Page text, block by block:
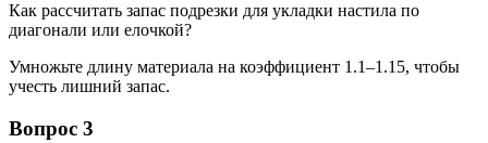
Как рассчитать запас подрезки для укладки настила по
диагонали или елочкой?
Умножьте длину материала на коэффициент 1.1–1.15, чтобы
учесть лишний запас.
Вопрос 3